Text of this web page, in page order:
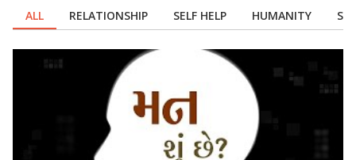
ALL RELATIONSHIP SELF HELP HUMANITY